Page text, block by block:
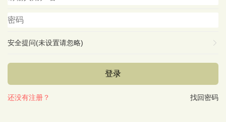
安全提问(未设置请忽略)
登录
找回密码
还没有注册？